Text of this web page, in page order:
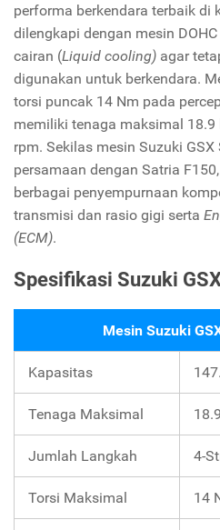
performa berkendara terbaik di
dilengkapi dengan mesin
cairan (Liquid cooling) agar
digunakan untuk berkendara.
torsi puncak 14 Nm pada
memiliki tenaga maksimal
rpm. Sekilas mesin Suzuki
persamaan dengan Satria
berbagai penyempurnaan
transmisi dan rasio gigi serta
(ECM).
Spesifikasi Suzuki
Mesin Suzuki
Kapasitas
Tenaga Maksimal
Jumlah Langkah 4-
Torsi Maksimal 14